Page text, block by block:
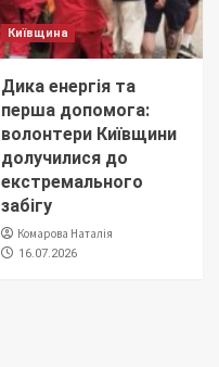
Київщина
Дика енергія та
перша допомога:
волонтери Київщини
долучилися до
екстремального
забігу
Комарова Наталія
16.07.2026